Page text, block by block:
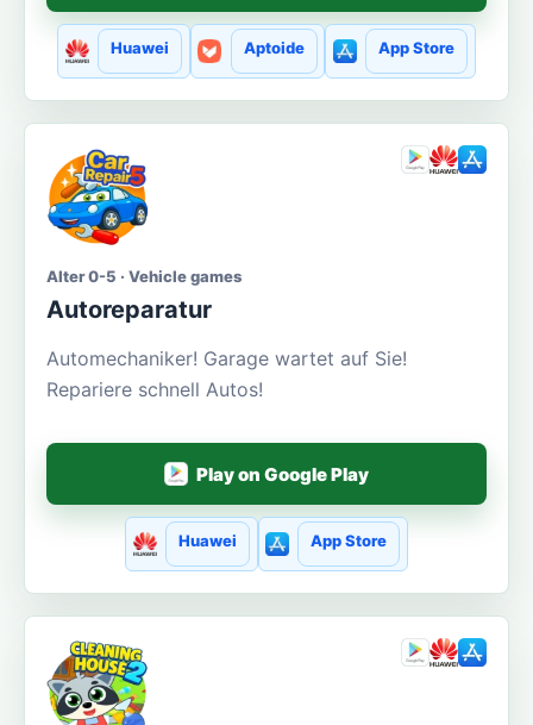
Huawei Aptoide App Store
Alter 0-5 · Vehicle games
Autoreparatur
Automechaniker! Garage wartet auf Sie!
Repariere schnell Autos!
Play on Google Play
Huawei App Store